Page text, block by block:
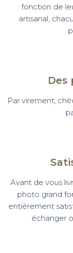
fonction de
artisanal,
Des
Par virement,
Avant de vous
photo grand
entièrement
échanger